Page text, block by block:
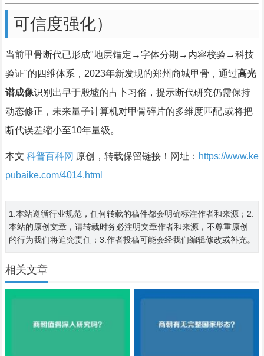
可信度强化）
当前甲骨断代已形成"地层锚定→字体分期→内容校验→科技
验证"的四维体系，2023年新发现的郑州商城甲骨，通过高光
谱成像识别出早于殷墟的占卜习俗，提示断代研究仍需保持
动态修正，未来量子计算机对甲骨碎片的多维度匹配,或将把
断代误差缩小至10年量级。
本文 科普百科网 原创，转载保留链接！网址： https://www.ke
pubaike.com/4014.html
1.本站遵循行业规范，任何转载的稿件都会明确标注作者和来源；2.
本站的原创文章，请转载时务必注明文章作者和来源，不尊重原创
的行为我们将追究责任；3.作者投稿可能会经我们编辑修改或补充。
相关文章